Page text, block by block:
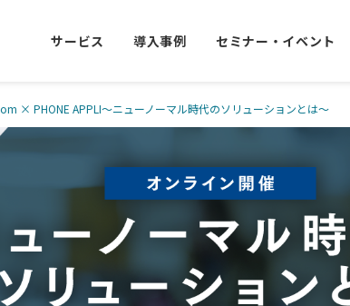
サービス 導入事例 セミナー・イベント
× PHONE APPLI～ニューノーマル時代のソリューションとは～